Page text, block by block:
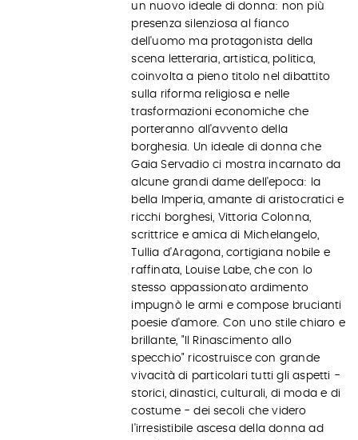
un nuovo ideale di donna: non più
presenza silenziosa al fianco
dell'uomo ma protagonista della
scena letteraria, artistica, politica,
coinvolta a pieno titolo nel dibattito
sulla riforma religiosa e nelle
trasformazioni economiche che
porteranno all'avvento della
borghesia. Un ideale di donna che
Gaia Servadio ci mostra incarnato da
alcune grandi dame dell'epoca: la
bella Imperia, amante di aristocratici e
ricchi borghesi, Vittoria Colonna,
scrittrice e amica di Michelangelo,
Tullia d'Aragona, cortigiana nobile e
raffinata, Louise Labe, che con lo
stesso appassionato ardimento
impugnò le armi e compose brucianti
poesie d'amore. Con uno stile chiaro e
brillante, "Il Rinascimento allo
specchio" ricostruisce con grande
vivacità di particolari tutti gli aspetti -
storici, dinastici, culturali, di moda e di
costume - dei secoli che videro
l'irresistibile ascesa della donna ad